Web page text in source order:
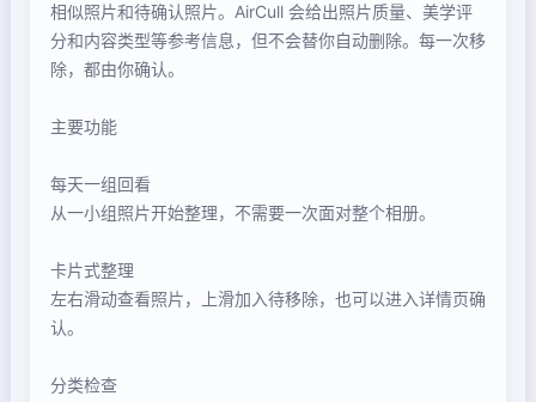
相似照片和待确认照片。AirCull 会给出照片质量、美学评
分和内容类型等参考信息，但不会替你自动删除。每一次移
除，都由你确认。
主要功能
每天一组回看
从一小组照片开始整理，不需要一次面对整个相册。
卡片式整理
左右滑动查看照片，上滑加入待移除，也可以进入详情页确
认。
分类检查